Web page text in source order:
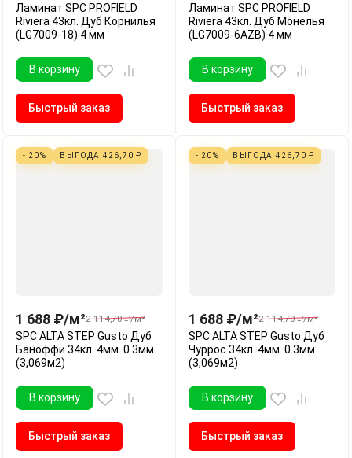
Ламинат SPC PROFIELD
Riviera 43кл. Дуб Корнилья
(LG7009-18) 4 мм
В корзину
Быстрый заказ
Ламинат SPC PROFIELD
Riviera 43кл. Дуб Монелья
(LG7009-6AZB) 4 мм
В корзину
Быстрый заказ
- 20% ВЫГОДА 426,70 ₽
1 688 ₽/м²2 114,70 ₽/м²
SPC ALTA STEP Gusto Дуб
Баноффи 34кл. 4мм. 0.3мм.
(3,069м2)
В корзину
Быстрый заказ
- 20% ВЫГОДА 426,70 ₽
1 688 ₽/м²2 114,70 ₽/м²
SPC ALTA STEP Gusto Дуб
Чуррос 34кл. 4мм. 0.3мм.
(3,069м2)
В корзину
Быстрый заказ